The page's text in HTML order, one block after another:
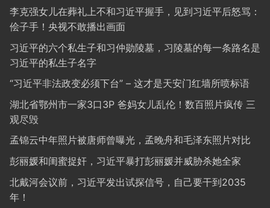
李克强女儿在葬礼上不和习近平握手，见到习近平后怒骂：
侩子手！央视不敢播出画面
习近平的六个私生子和习仲勋陵墓，习陵墓的每一条路名是
习近平的私生子名字
“习近平非法政变必须下台” – 这才是天安门红墙所喷标语
湖北省鄂州市一家3口3P 爸妈女儿乱伦！数百照片疯传 三
观尽毁
孟锦云中年照片被唐师曾曝光，孟晚舟和毛泽东照片对比
彭丽媛和闺蜜捉奸，习近平暴打彭丽媛并威胁杀她全家
北戴河会议前，习近平发出试探信号，自己要干到2035
年！